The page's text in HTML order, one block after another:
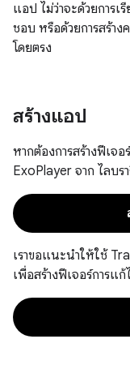
แอป ไม่ว่าจะด้วยการ
ชอบ หรือด้วยการสร้า
โดยตรง
สร้างแอป
หากต้องการสร้างฟีเจ
ExoPlayer จาก ไลบร
เราขอแนะนำให้ใช้
เพื่อสร้างฟีเจอร์การแก้